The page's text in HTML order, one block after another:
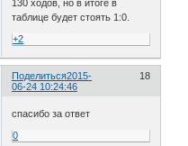
130 ходов, но в итоге в
таблице будет стоять 1:0.
+2
Поделиться 18
2015-
06-24 10:24:46
спасибо за ответ
0